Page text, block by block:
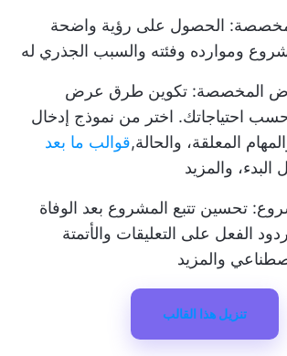
الحصول على رؤية واضحة
وموارده وفئته والسبب الجذري له
المخصصة: تكوين طرق عرض
احتياجاتك. اختر من نموذج إدخال
المعلقة، والحالة,قوالب ما بعد
البدء، والمزيد
تحسين تتبع المشروع بعد الوفاة
الفعل على التعليقات والأتمتة
والمزيد
تنزيل هذا القالب